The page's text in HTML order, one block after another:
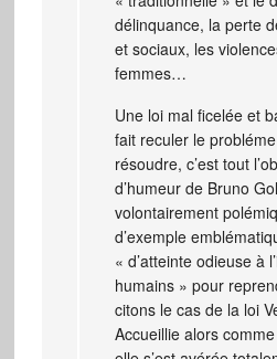
délinquance, la perte
et sociaux, les
femmes…
Une loi mal ficelée et
fait reculer le
résoudre, c’est tout
d’humeur de Bruno
volontairement
d’exemple
« d’atteinte odieuse à
humains » pour
citons le cas de la loi
Accueillie alors